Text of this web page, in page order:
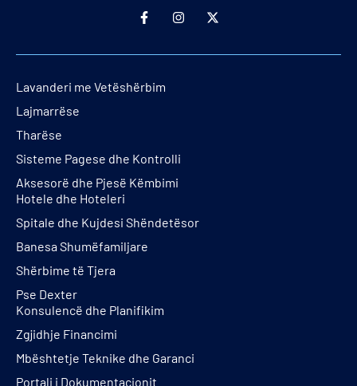
Lavanderi me Vetëshërbim
Lajmarrëse
Tharëse
Sisteme Pagese dhe Kontrolli
Aksesorë dhe Pjesë Këmbimi
Hotele dhe Hoteleri
Spitale dhe Kujdesi Shëndetësor
Banesa Shumëfamiljare
Shërbime të Tjera
Pse Dexter
Konsulencë dhe Planifikim
Zgjidhje Financimi
Mbështetje Teknike dhe Garanci
Portali i Dokumentacionit